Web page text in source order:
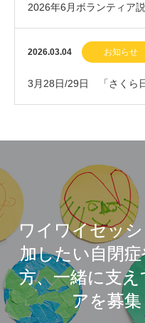
2026年6月ボランティア
2026.03.04 お知らせ
3月28日/29日 「さくら
ワイワイセッ
加したい自閉
方、一緒に支
アを募